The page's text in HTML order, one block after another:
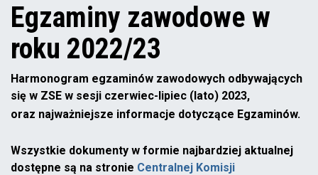
Egzaminy zawodowe w
roku 2022/23
Harmonogram egzaminów zawodowych odbywających
się w ZSE w sesji czerwiec-lipiec (lato) 2023,
oraz najważniejsze informacje dotyczące Egzaminów.
Wszystkie dokumenty w formie najbardziej aktualnej
dostępne są na stronie Centralnej Komisji